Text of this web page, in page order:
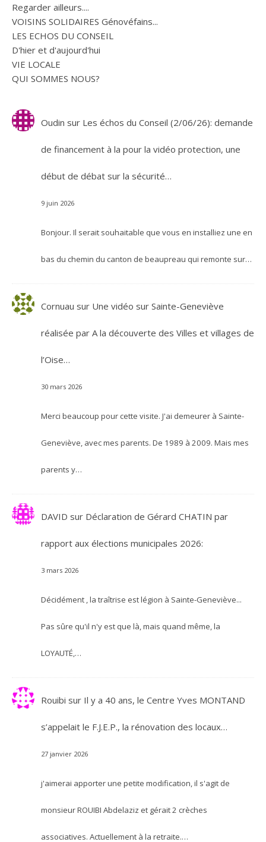
Regarder ailleurs....
VOISINS SOLIDAIRES Génovéfains...
LES ECHOS DU CONSEIL
D'hier et d'aujourd'hui
VIE LOCALE
QUI SOMMES NOUS?
Oudin sur Les échos du Conseil (2/06/26): demande
de financement à la pour la vidéo protection, une
début de débat sur la sécurité…
9 juin 2026
Bonjour. Il serait souhaitable que vous en installiez une en
bas du chemin du canton de beaupreau qui remonte sur…
Cornuau sur Une vidéo sur Sainte-Geneviève
réalisée par A la découverte des Villes et villages de
l’Oise…
30 mars 2026
Merci beaucoup pour cette visite. J'ai demeurer à Sainte-
Geneviève, avec mes parents. De 1989 à 2009. Mais mes
parents y…
DAVID sur Déclaration de Gérard CHATIN par
rapport aux élections municipales 2026:
3 mars 2026
Décidément , la traîtrise est légion à Sainte-Geneviève...
Pas sûre qu'il n'y est que là, mais quand même, la
LOYAUTÉ,…
Rouibi sur Il y a 40 ans, le Centre Yves MONTAND
s’appelait le F.J.E.P., la rénovation des locaux…
27 janvier 2026
j'aimerai apporter une petite modification, il s'agit de
monsieur ROUIBI Abdelaziz et gérait 2 crèches
associatives. Actuellement à la retraite.…